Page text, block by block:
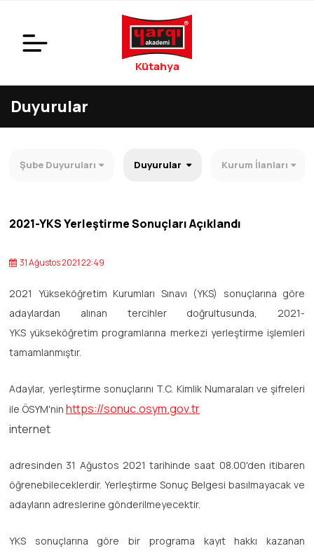
Kütahya
Duyurular
Şube Duyuruları Duyurular Kurum İlanları
2021-YKS Yerleştirme Sonuçları Açıklandı
31 Ağustos 2021 22:49
2021 Yükseköğretim Kurumları Sınavı (YKS) sonuçlarına göre
adaylardan alınan tercihler doğrultusunda, 2021-
YKS yükseköğretim programlarına merkezi yerleştirme işlemleri
tamamlanmıştır.
Adaylar, yerleştirme sonuçlarını T.C. Kimlik Numaraları ve şifreleri
ile ÖSYM'nin https://sonuc.osym.gov.tr
internet
adresinden 31 Ağustos 2021 tarihinde saat 08.00'den itibaren
öğrenebileceklerdir. Yerleştirme Sonuç Belgesi basılmayacak ve
adayların adreslerine gönderilmeyecektir.
YKS sonuçlarına göre bir programa kayıt hakkı kazanan